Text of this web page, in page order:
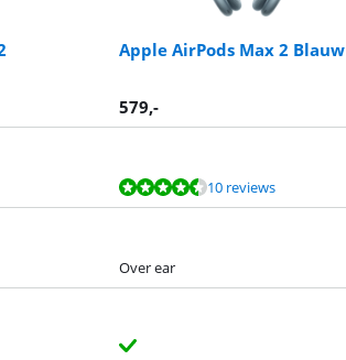
Apple AirPods Max 2 Blauw
579,-
10 reviews
Over ear